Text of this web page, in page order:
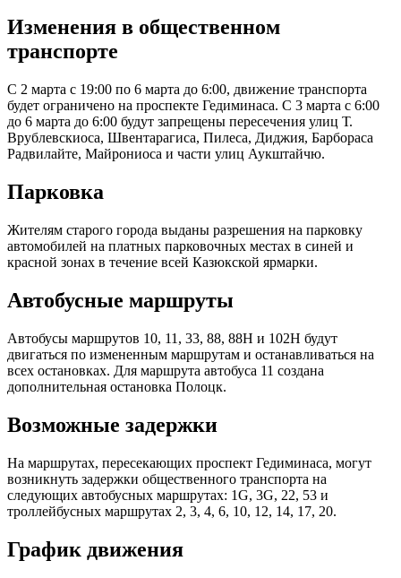
Изменения в общественном
транспорте
С 2 марта с 19:00 по 6 марта до 6:00, движение транспорта
будет ограничено на проспекте Гедиминаса. С 3 марта с 6:00
до 6 марта до 6:00 будут запрещены пересечения улиц Т.
Врублевскиоса, Швентарагиса, Пилеса, Диджия, Барбораса
Радвилайте, Майрониоса и части улиц Аукштайчю.
Парковка
Жителям старого города выданы разрешения на парковку
автомобилей на платных парковочных местах в синей и
красной зонах в течение всей Казюкской ярмарки.
Автобусные маршруты
Автобусы маршрутов 10, 11, 33, 88, 88Н и 102Н будут
двигаться по измененным маршрутам и останавливаться на
всех остановках. Для маршрута автобуса 11 создана
дополнительная остановка Полоцк.
Возможные задержки
На маршрутах, пересекающих проспект Гедиминаса, могут
возникнуть задержки общественного транспорта на
следующих автобусных маршрутах: 1G, 3G, 22, 53 и
троллейбусных маршрутах 2, 3, 4, 6, 10, 12, 14, 17, 20.
График движения